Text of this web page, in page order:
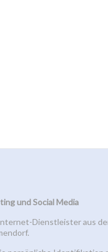
und Social Media
Dienstleister aus